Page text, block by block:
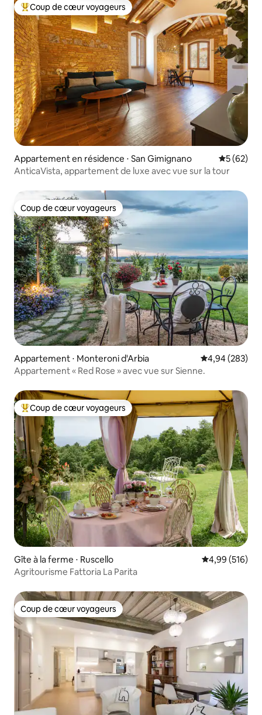
Coups de cœur voyageurs les plus appréciés
Coup de cœur voyageurs
Appartement en résidence ⋅ San Gimignano
5 (62)
AnticaVista, appartement de luxe avec vue sur la tour
Coup de cœur voyageurs
Coup de cœur voyageurs
Appartement ⋅ Monteroni d'Arbia Évaluation
4,94 (283)
Appartement « Red Rose » avec vue sur Sienne.
Coups de cœur voyageurs les plus appréciés
Coup de cœur voyageurs
Gîte à la ferme ⋅ Ruscello Évaluation
4,99 (516)
Agritourisme Fattoria La Parita
Coup de cœur voyageurs
Coup de cœur voyageurs